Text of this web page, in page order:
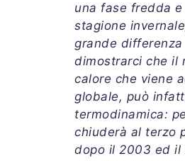
una fase fredda
stagione
grande
dimostrarci che il
calore che viene
globale, può
termodinamica:
chiuderà al terzo
dopo il 2003 ed il